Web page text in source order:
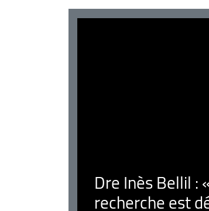
Dre Inès Bellil :
recherche est